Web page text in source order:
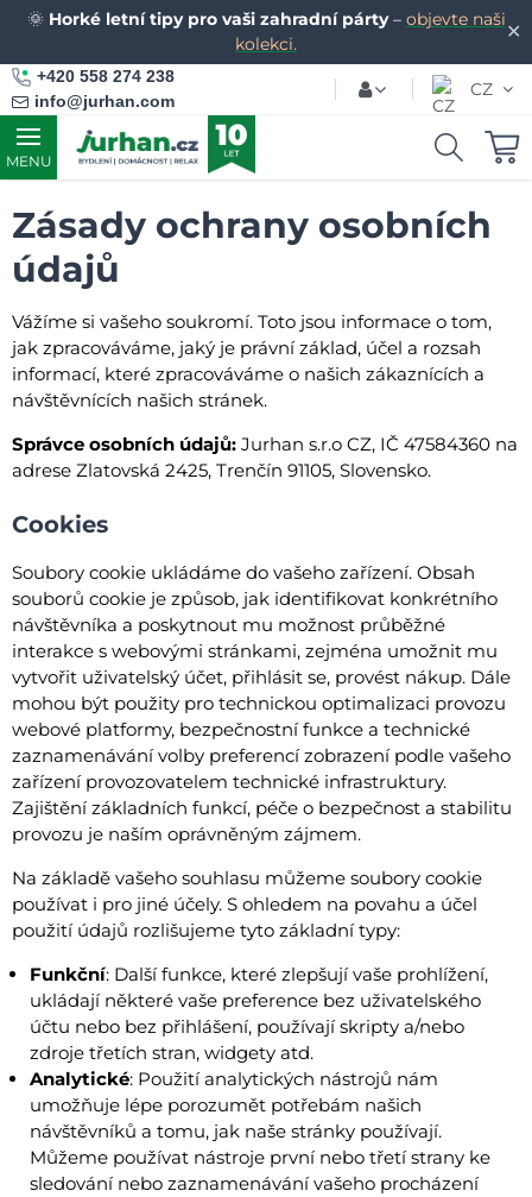
✕
🌞 Horké letní tipy pro vaši zahradní párty– objevte naši
kolekci.
+420 558 274 238
info@jurhan.com
CZ
MENU
Zásady ochrany osobních
údajů
Vážíme si vašeho soukromí. Toto jsou informace o tom,
jak zpracováváme, jaký je právní základ, účel a rozsah
informací, které zpracováváme o našich zákaznících a
návštěvnících našich stránek.
Správce osobních údajů: Jurhan s.r.o CZ, IČ 47584360 na
adrese Zlatovská 2425, Trenčín 91105, Slovensko.
Cookies
Soubory cookie ukládáme do vašeho zařízení. Obsah
souborů cookie je způsob, jak identifikovat konkrétního
návštěvníka a poskytnout mu možnost průběžné
interakce s webovými stránkami, zejména umožnit mu
vytvořit uživatelský účet, přihlásit se, provést nákup. Dále
mohou být použity pro technickou optimalizaci provozu
webové platformy, bezpečnostní funkce a technické
zaznamenávání volby preferencí zobrazení podle vašeho
zařízení provozovatelem technické infrastruktury.
Zajištění základních funkcí, péče o bezpečnost a stabilitu
provozu je naším oprávněným zájmem.
Na základě vašeho souhlasu můžeme soubory cookie
používat i pro jiné účely. S ohledem na povahu a účel
použití údajů rozlišujeme tyto základní typy:
Funkční: Další funkce, které zlepšují vaše prohlížení,
ukládají některé vaše preference bez uživatelského
účtu nebo bez přihlášení, používají skripty a/nebo
zdroje třetích stran, widgety atd.
Analytické: Použití analytických nástrojů nám
umožňuje lépe porozumět potřebám našich
návštěvníků a tomu, jak naše stránky používají.
Můžeme používat nástroje první nebo třetí strany ke
sledování nebo zaznamenávání vašeho procházení